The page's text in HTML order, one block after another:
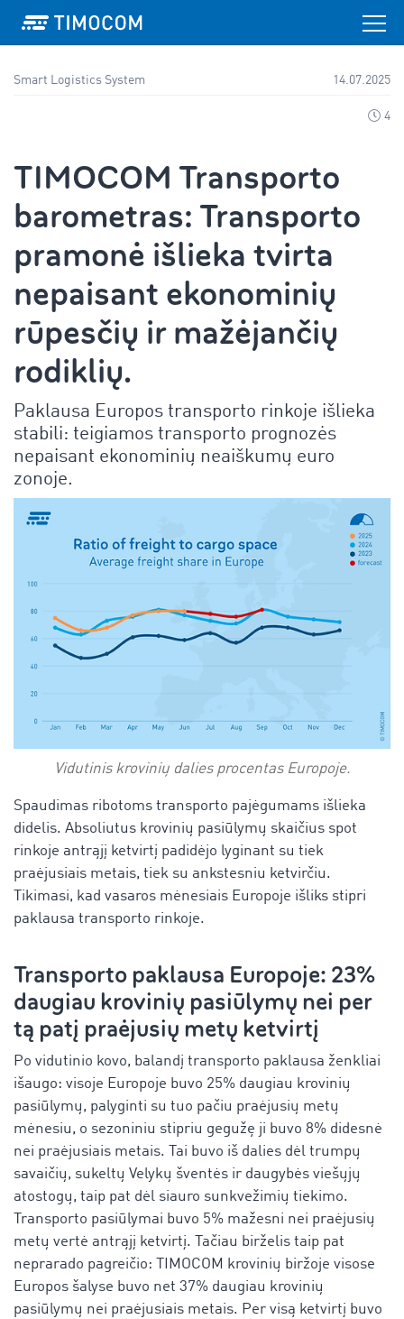
Smart Logistics System 14.07.2025
4
TIMOCOM Transporto
barometras: Transporto
pramonė išlieka tvirta
nepaisant ekonominių
rūpesčių ir mažėjančių
rodiklių.
Paklausa Europos transporto rinkoje išlieka
stabili: teigiamos transporto prognozės
nepaisant ekonominių neaiškumų euro
zonoje.
Vidutinis krovinių dalies procentas Europoje.
Spaudimas ribotoms transporto pajėgumams išlieka
didelis. Absoliutus krovinių pasiūlymų skaičius spot
rinkoje antrąjį ketvirtį padidėjo lyginant su tiek
praėjusiais metais, tiek su ankstesniu ketvirčiu.
Tikimasi, kad vasaros mėnesiais Europoje išliks stipri
paklausa transporto rinkoje.
Transporto paklausa Europoje: 23%
daugiau krovinių pasiūlymų nei per
tą patį praėjusių metų ketvirtį
Po vidutinio kovo, balandį transporto paklausa ženkliai
išaugo: visoje Europoje buvo 25% daugiau krovinių
pasiūlymų, palyginti su tuo pačiu praėjusių metų
mėnesiu, o sezoniniu stipriu gegužę ji buvo 8% didesnė
nei praėjusiais metais. Tai buvo iš dalies dėl trumpų
savaičių, sukeltų Velykų šventės ir daugybės viešųjų
atostogų, taip pat dėl ​​siauro sunkvežimių tiekimo.
Transporto pasiūlymai buvo 5% mažesni nei praėjusių
metų vertė antrąjį ketvirtį. Tačiau birželis taip pat
neprarado pagreičio: TIMOCOM krovinių biržoje visose
Europos šalyse buvo net 37% daugiau krovinių
pasiūlymų nei praėjusiais metais. Per visą ketvirtį buvo